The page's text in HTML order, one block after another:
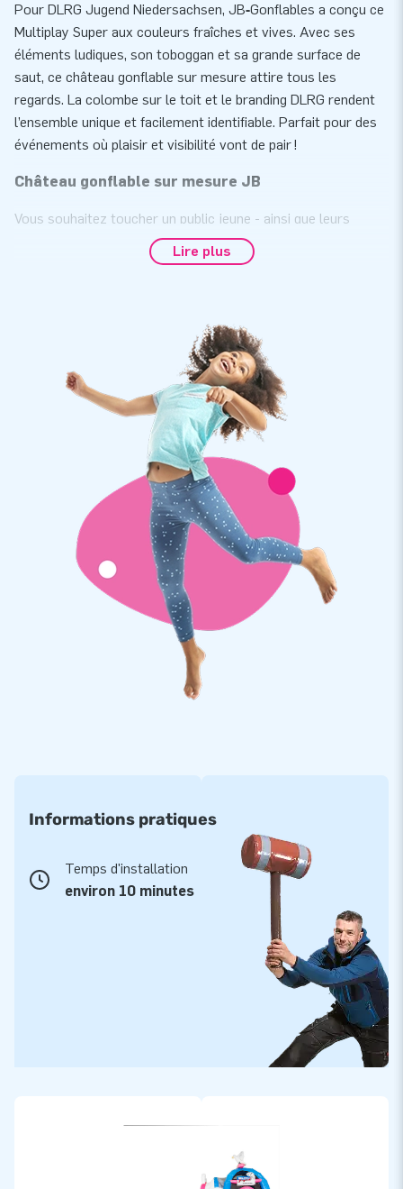
Pour DLRG Jugend Niedersachsen, JB‑Gonflables a conçu ce
Multiplay Super aux couleurs fraîches et vives. Avec ses
éléments ludiques, son toboggan et sa grande surface de
saut, ce château gonflable sur mesure attire tous les
regards. La colombe sur le toit et le branding DLRG rendent
l’ensemble unique et facilement identifiable. Parfait pour des
événements où plaisir et visibilité vont de pair !
Château gonflable sur mesure JB
Vous souhaitez toucher un public jeune - ainsi que leurs
parents ? Faites-le de façon ludique avec un château
gonflable! Un château gonflable avec votre propre
Souhaitez-vous obtenir plus d'informations sur un château
gonflable personnalisé? Dans ce cas, veuillez nous
contacter.
Lire plus
Informations pratiques
Temps d'installation
environ 10 minutes